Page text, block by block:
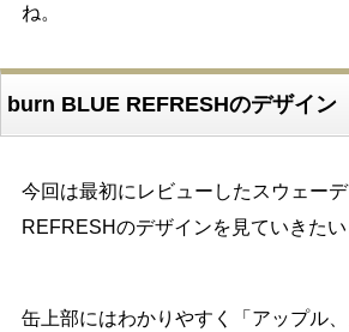
ね。
burn BLUE REFRESHのデザイン
今回は最初にレビューしたスウェー
REFRESHのデザインを見ていきたい
缶上部にはわかりやすく「アップル